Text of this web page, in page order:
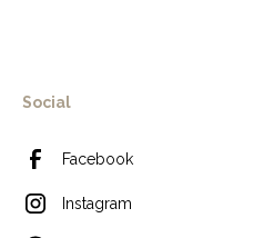
Social
Facebook
Instagram